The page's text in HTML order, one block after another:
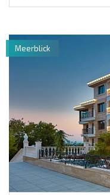
Meerblick